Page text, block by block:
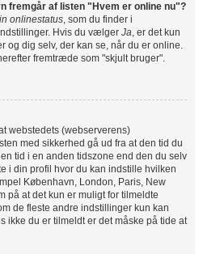
fremgår af listen "Hvem er online nu"?
onlinestatus, som du finder i
Hvis du vælger Ja, er det kun
og dig selv, der kan se, når du er online.
fremtræde som "skjult bruger".
webstedets (webserverens)
med sikkerhed gå ud fra at den tid du
tid i en anden tidszone end den du selv
i din profil hvor du kan indstille hvilken
København, London, Paris, New
på at det kun er muligt for tilmeldte
de fleste andre indstillinger kun kan
ikke du er tilmeldt er det måske på tide at